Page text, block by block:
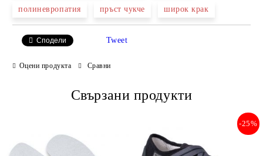
полиневропатия пръст чукче широк крак
Сподели Tweet
Оцени продукта Сравни
Свързани продукти
-25%